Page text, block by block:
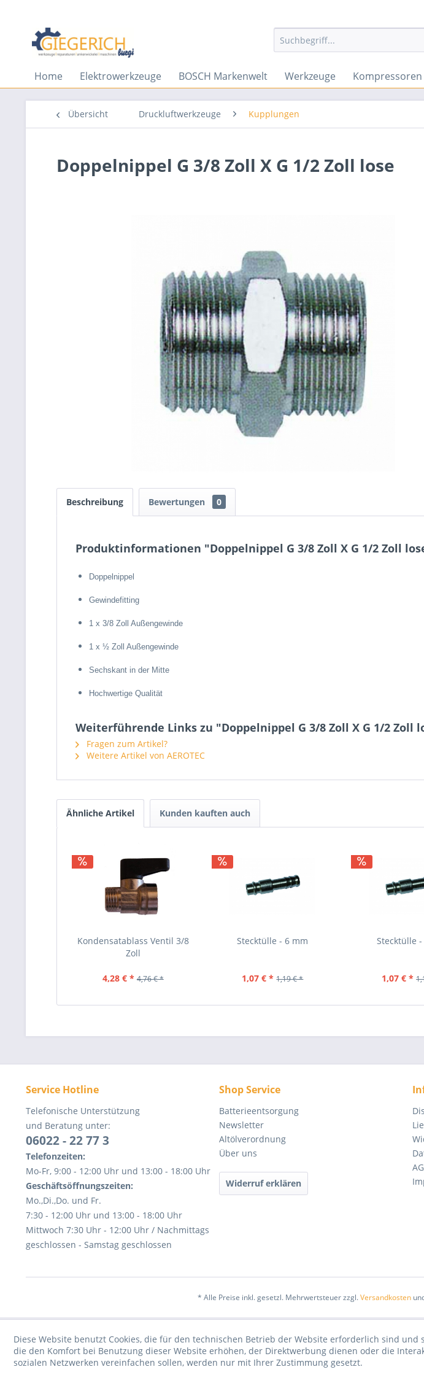
Home Elektrowerkzeuge BOSCH Markenwelt Werkzeuge Kompressoren
Übersicht Druckluftwerkzeuge Kupplungen
Doppelnippel G 3/8 Zoll X G 1/2 Zoll lose
Beschreibung Bewertungen 0
Produktinformationen "Doppelnippel G 3/8 Zoll X G 1/2 Zoll
Doppelnippel
Gewindefitting
1 x 3/8 Zoll Außengewinde
1 x ½ Zoll Außengewinde
Sechskant in der Mitte
Hochwertige Qualität
Weiterführende Links zu "Doppelnippel G 3/8 Zoll X G 1/2 Zoll
Fragen zum Artikel?
Weitere Artikel von AEROTEC
Ähnliche Artikel Kunden kauften auch
Kondensatablass Ventil 3/8
Zoll
4,28 € * 4,76 € *
Stecktülle - 6 mm
1,07 € * 1,19 € *
Stecktülle
1,07 € *
Service Hotline
Telefonische Unterstützung
und Beratung unter:
06022 - 22 77 3
Telefonzeiten:
Mo-Fr, 9:00 - 12:00 Uhr und 13:00 - 18:00 Uhr
Geschäftsöffnungszeiten:
Mo.,Di.,Do. und Fr.
7:30 - 12:00 Uhr und 13:00 - 18:00 Uhr
Mittwoch 7:30 Uhr - 12:00 Uhr / Nachmittags
geschlossen - Samstag geschlossen
Shop Service
Batterieentsorgung
Newsletter
Altölverordnung
Über uns
Widerruf erklären
* Alle Preise inkl. gesetzl. Mehrwertsteuer zzgl.Versandkosten
Diese Website benutzt Cookies, die für den technischen Betrieb der Website erforderlich sind und
die den Komfort bei Benutzung dieser Website erhöhen, der Direktwerbung dienen oder die
sozialen Netzwerken vereinfachen sollen, werden nur mit Ihrer Zustimmung gesetzt.